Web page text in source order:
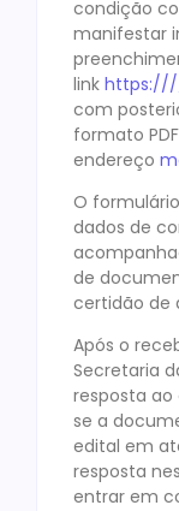
condição
manifestar
link
com
formato
endereço
O
dados de
de
certidão de
Após o
Secretaria
resposta
se a
edital em
resposta
entrar em